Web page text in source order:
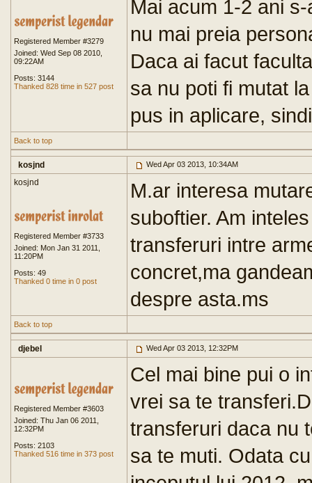
Registered Member #3279
Joined: Wed Sep 08 2010,
09:22AM
Posts: 3144
Thanked 828 time in 527 post
Mai acum 1-2 ani
nu mai preia
Daca ai facut
sa nu poti fi mutat
pus in aplicare,
Back to top
kosjnd Wed Apr 03 2013, 10:34AM
kosjnd
Registered Member #3733
Joined: Mon Jan 31 2011,
11:20PM
Posts: 49
Thanked 0 time in 0 post
M.ar interesa
suboftier. Am
transferuri intre
concret,ma
despre asta.ms
Back to top
djebel Wed Apr 03 2013, 12:32PM
Registered Member #3603
Joined: Thu Jan 06 2011,
12:32PM
Posts: 2103
Thanked 516 time in 373 post
Cel mai bine pui o
vrei sa te
transferuri daca nu
sa te muti. Odata